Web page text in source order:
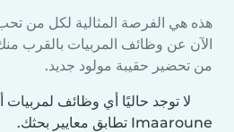
هذه هي الفرصة المثالية لكل من
الآن عن وظائف المربيات بالقرب
من تحضير حقيبة مولود جديد.
Imaaroune تطابق معايير بحثك.